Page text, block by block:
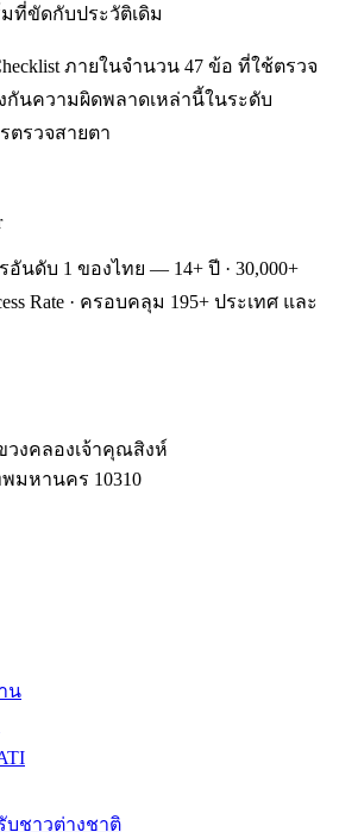
ที่ขัดกับประวัติเดิม
ภายในจำนวน 47 ข้อ ที่ใช้ตรวจ
กันความผิดพลาดเหล่านี้ในระดับ
ตรวจสายตา
นดับ 1 ของไทย — 14+ ปี · 30,000+
Rate · ครอบคลุม 195+ ประเทศ และ
วงคลองเจ้าคุณสิงห์
พมหานคร 10310
น
บชาวต่างชาติ